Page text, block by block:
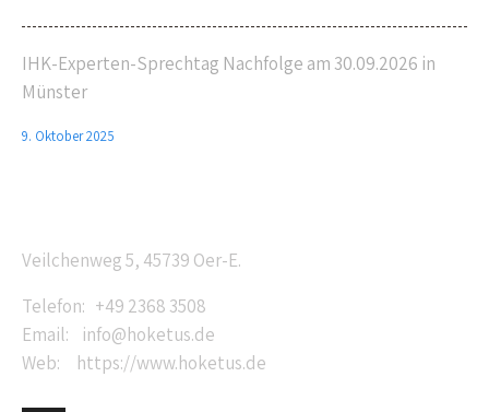
IHK-Experten-Sprechtag Nachfolge am 30.09.2026 in
Münster
9. Oktober 2025
Veilchenweg 5, 45739 Oer-E.
Telefon: +49 2368 3508
Email: info@hoketus.de
Web: https://www.hoketus.de